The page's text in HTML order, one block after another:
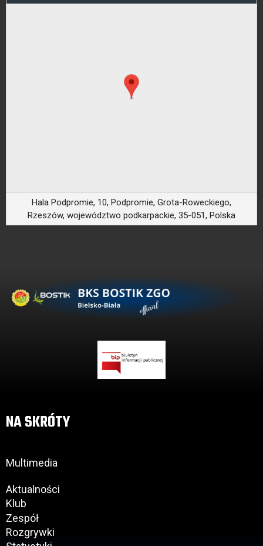
Hala Podpromie, 10, Podpromie, Grota-Roweckiego,
Rzeszów, województwo podkarpackie, 35-051, Polska
NA SKRÓTY
Multimedia
Aktualności
Klub
Zespół
Rozgrywki